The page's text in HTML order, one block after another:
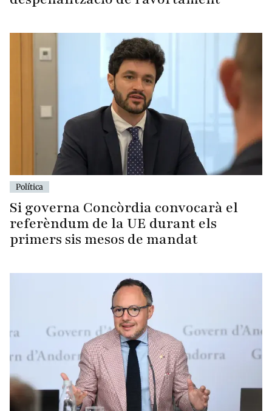
Política
Si governa Concòrdia convocarà el
referèndum de la UE durant els
primers sis mesos de mandat